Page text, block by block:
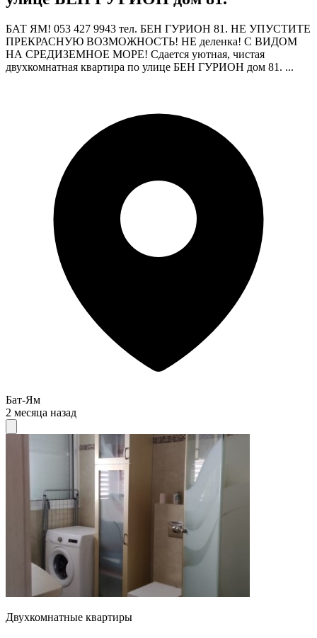
БАТ ЯМ! 053 427 9943 тел. БЕН ГУРИОН 81. НЕ УПУСТИТЕ
ПРЕКРАСНУЮ ВОЗМОЖНОСТЬ! НЕ деленка! С ВИДОМ
НА СРЕДИЗЕМНОЕ МОРЕ! Сдается уютная, чистая
двухкомнатная квартира по улице БЕН ГУРИОН дом 81. ...
Бат-Ям
2 месяца назад
Двухкомнатные квартиры